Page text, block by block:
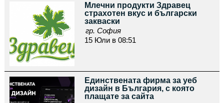
Млечни продукти Здравец
страхотен вкус и български
закваски
гр. София
15 Юли в 08:51
Единствената фирма за уеб
дизайн в България, с която
плащате за сайта